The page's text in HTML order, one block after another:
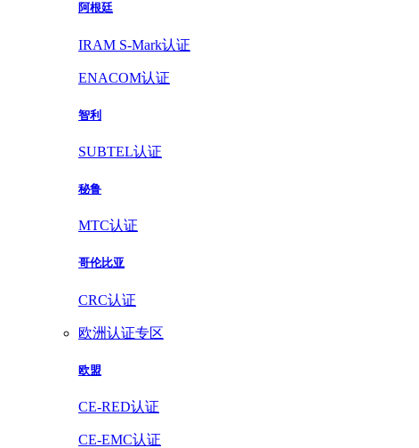
阿根廷
IRAM S-Mark认证
ENACOM认证
智利
SUBTEL认证
秘鲁
MTC认证
哥伦比亚
CRC认证
欧洲认证专区
欧盟
CE-RED认证
CE-EMC认证